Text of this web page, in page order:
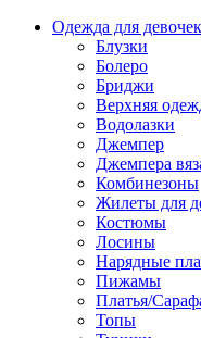
Одежда для девочек
Блузки
Болеро
Бриджи
Верхняя
Водолазки
Джемпер
Джемпера
Комбинезоны
Жилеты для
Костюмы
Лосины
Нарядные
Пижамы
Платья/
Топы